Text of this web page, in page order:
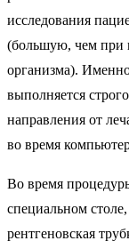
исследования
(большую, чем при
организма).
выполняется
направления от
во время
Во время
специальном
рентгеновская